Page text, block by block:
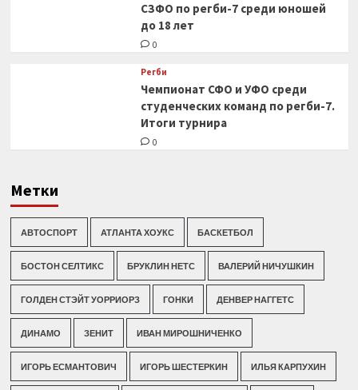
СЗФО по регби-7 среди юношей
до 18 лет
0
Регби
Чемпионат СФО и УФО среди
студенческих команд по регби-7.
Итоги турнира
0
Метки
АВТОСПОРТ АТЛАНТА ХОУКС БАСКЕТБОЛ
БОСТОН СЕЛТИКС БРУКЛИН НЕТС ВАЛЕРИЙ НИЧУШКИН
ГОЛДЕН СТЭЙТ УОРРИОРЗ ГОНКИ ДЕНВЕР НАГГЕТС
ДИНАМО ЗЕНИТ ИВАН МИРОШНИЧЕНКО
ИГОРЬ ЕСМАНТОВИЧ ИГОРЬ ШЕСТЕРКИН ИЛЬЯ КАРПУХИН